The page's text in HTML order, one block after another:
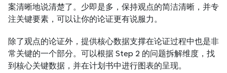
案清晰地说清楚了。少即是多，保持观点的简洁清晰，并专
注关键要素，可以让你的论证更有说服力。
除了观点的论证外，提供核心数据支撑在论证过程中也是非
常关键的一个部分。可以根据 Step 2 的问题拆解维度，找
到核心关键数据，并在计划书中进行图表的呈现。